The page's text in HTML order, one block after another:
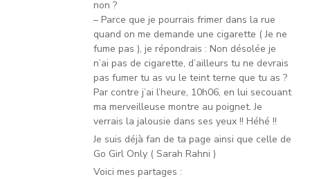
non ?
– Parce que je pourrais frimer dans la rue
quand on me demande une cigarette ( Je ne
fume pas ), je répondrais : Non désolée je
n’ai pas de cigarette, d’ailleurs tu ne devrais
pas fumer tu as vu le teint terne que tu as ?
Par contre j’ai l’heure, 10h06, en lui secouant
ma merveilleuse montre au poignet. Je
verrais la jalousie dans ses yeux !! Héhé !!
Je suis déjà fan de ta page ainsi que celle de
Go Girl Only ( Sarah Rahni )
Voici mes partages :